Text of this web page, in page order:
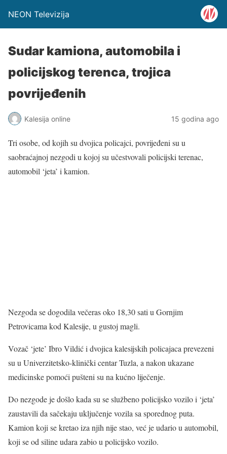
NEON Televizija
Sudar kamiona, automobila i
policijskog terenca, trojica
povrijeđenih
Kalesija online 15 godina ago
Tri osobe, od kojih su dvojica policajci, povrijeđeni su u
saobraćajnoj nezgodi u kojoj su učestvovali policijski terenac,
automobil ‘jeta’ i kamion.
Nezgoda se dogodila večeras oko 18,30 sati u Gornjim
Petrovicama kod Kalesije, u gustoj magli.
Vozač ‘jete’ Ibro Vildić i dvojica kalesijskih policajaca prevezeni
su u Univerzitetsko-klinički centar Tuzla, a nakon ukazane
medicinske pomoći pušteni su na kućno liječenje.
Do nezgode je došlo kada su se službeno policijsko vozilo i ‘jeta’
zaustavili da sačekaju uključenje vozila sa sporednog puta.
Kamion koji se kretao iza njih nije stao, već je udario u automobil,
koji se od siline udara zabio u policijsko vozilo.